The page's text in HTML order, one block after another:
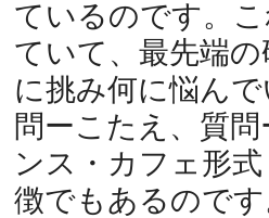
ているのです。
ていて、最先端
に挑み何に悩ん
問ーこたえ、質
ンス・カフェ形
徴でもあるのです